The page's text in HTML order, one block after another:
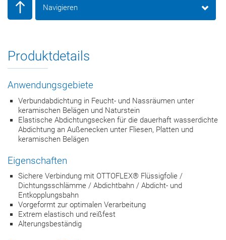
Navigieren
Produktdetails
Anwendungsgebiete
Verbundabdichtung in Feucht- und Nassräumen unter
keramischen Belägen und Naturstein
Elastische Abdichtungsecken für die dauerhaft wasserdichte
Abdichtung an Außenecken unter Fliesen, Platten und
keramischen Belägen
Eigenschaften
Sichere Verbindung mit OTTOFLEX® Flüssigfolie /
Dichtungsschlämme / Abdichtbahn / Abdicht- und
Entkopplungsbahn
Vorgeformt zur optimalen Verarbeitung
Extrem elastisch und reißfest
Alterungsbeständig